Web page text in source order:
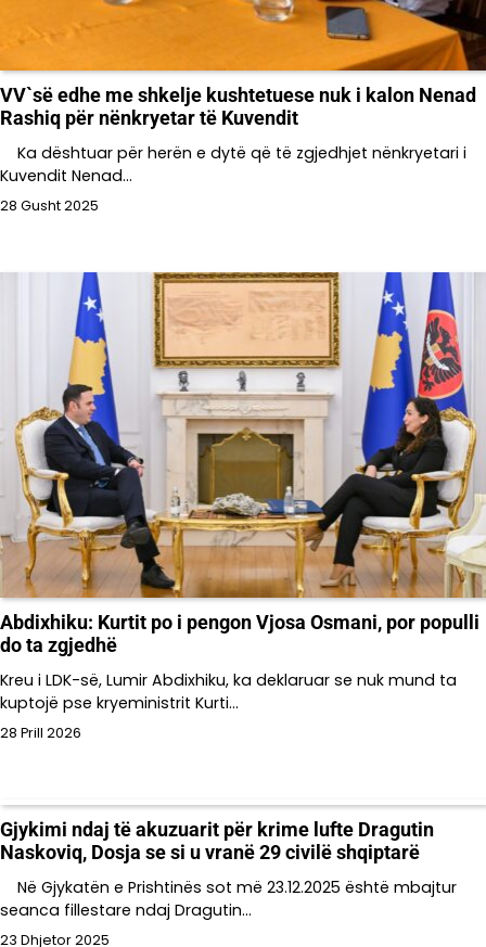
VV`së edhe me shkelje kushtetuese nuk i kalon Nenad
Rashiq për nënkryetar të Kuvendit
Ka dështuar për herën e dytë që të zgjedhjet nënkryetari i
Kuvendit Nenad…
28 Gusht 2025
Abdixhiku: Kurtit po i pengon Vjosa Osmani, por populli
do ta zgjedhë
Kreu i LDK-së, Lumir Abdixhiku, ka deklaruar se nuk mund ta
kuptojë pse kryeministrit Kurti…
28 Prill 2026
Gjykimi ndaj të akuzuarit për krime lufte Dragutin
Naskoviq, Dosja se si u vranë 29 civilë shqiptarë
Në Gjykatën e Prishtinës sot më 23.12.2025 është mbajtur
seanca fillestare ndaj Dragutin…
23 Dhjetor 2025